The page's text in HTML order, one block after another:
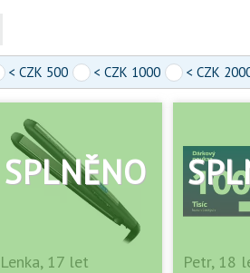
< CZK 500 < CZK 1000 < CZK
Lenka, 17 let Petr, 18